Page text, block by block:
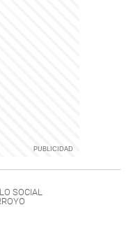
SOCIAL